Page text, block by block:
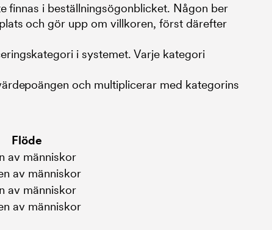
finnas i beställningsögonblicket. Någon ber
och gör upp om villkoren, först därefter
i systemet. Varje kategori
och multiplicerar med kategorins
Flöde
av människor
av människor
av människor
av människor